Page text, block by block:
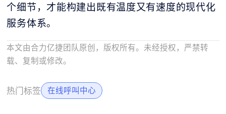
个细节，才能构建出既有温度又有速度的现代化
服务体系。
本文由合力亿捷团队原创，版权所有。未经授权，严禁转
载、复制或修改。
热门标签 在线呼叫中心